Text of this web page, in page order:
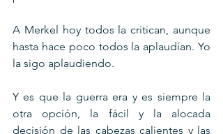
A Merkel hoy todos la critican, aunque
hasta hace poco todos la aplaudían. Yo
la sigo aplaudiendo.
Y es que la guerra era y es siempre la
otra opción, la fácil y la alocada
decisión de las cabezas calientes y las